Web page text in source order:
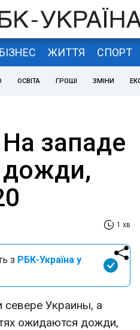
БІЗНЕС ЖИТТЯ СПОРТ
ОСВІТА ГРОШІ ЗМІНИ
западе
дожди,
1 хв
з РБК-Україна у
севере Украины, а
ожидаются дожди,